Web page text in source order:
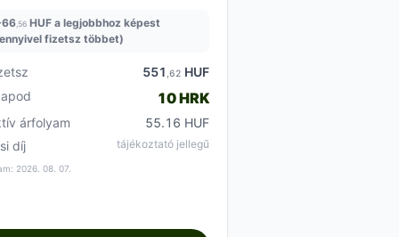
66,56HUF a legjobbhoz képest
fizetsz többet)
551 ,62 HUF
10 HRK
árfolyam
55.16 HUF
díj
tájékoztató jellegű
2026. 08. 07.